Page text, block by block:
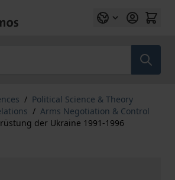
/ Political Science & Theory
/ Arms Negotiation & Control
der Ukraine 1991-1996